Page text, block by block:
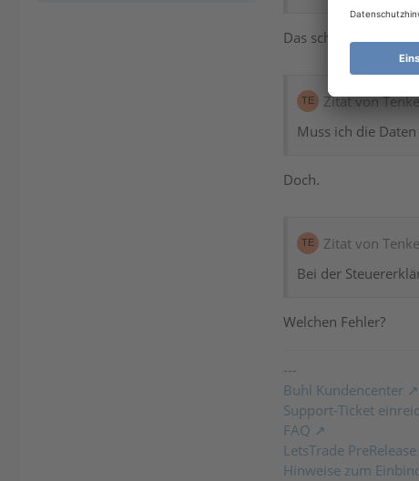
Das schon, aber Du
Zitat von
Muss ich die
Doch.
Zitat von
Bei der
Welchen Fehler?
---
Buhl Kundencenter
Support-Ticket
FAQ
LetsTrade PreRelease
Hinweise zum